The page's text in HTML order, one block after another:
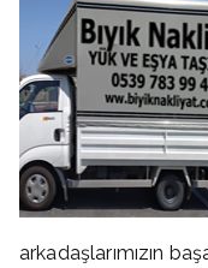
arkadaşlarımızın